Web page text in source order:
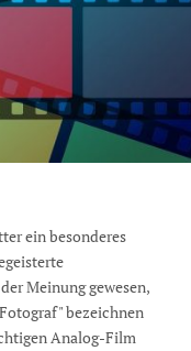
ein besonderes
Meinung gewesen,
bezeichnen
Analog-Film